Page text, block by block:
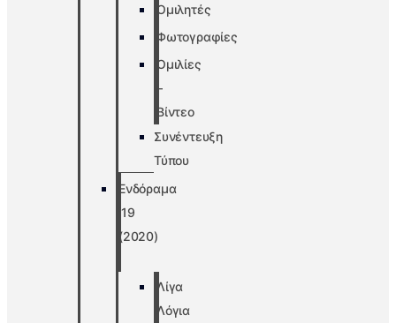
Ομιλητές
Φωτογραφίες
Ομιλίες
–
Βίντεο
Συνέντευξη
Τύπου
Ενδόραμα
’19
(2020)
Λίγα
Λόγια